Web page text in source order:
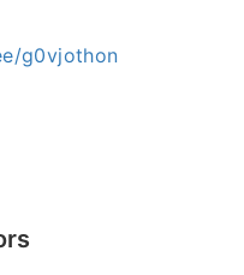
g0vjothon